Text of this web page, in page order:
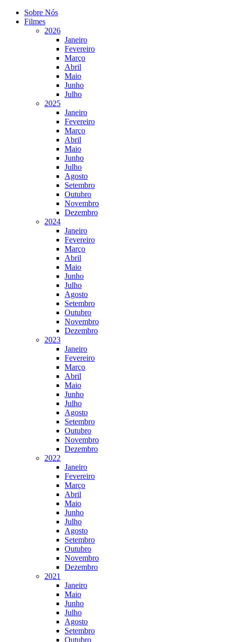
Sobre Nós
Filmes
2026
Janeiro
Fevereiro
Março
Abril
Maio
Junho
Julho
2025
Janeiro
Fevereiro
Março
Abril
Maio
Junho
Julho
Agosto
Setembro
Outubro
Novembro
Dezembro
2024
Janeiro
Fevereiro
Março
Abril
Maio
Junho
Julho
Agosto
Setembro
Outubro
Novembro
Dezembro
2023
Janeiro
Fevereiro
Março
Abril
Maio
Junho
Julho
Agosto
Setembro
Outubro
Novembro
Dezembro
2022
Janeiro
Fevereiro
Março
Abril
Maio
Junho
Julho
Agosto
Setembro
Outubro
Novembro
Dezembro
2021
Janeiro
Maio
Junho
Julho
Agosto
Setembro
Outubro